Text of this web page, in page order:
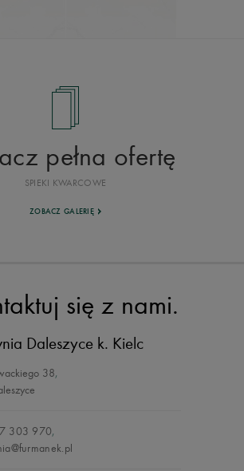
pełna ofertę
SPIEKI KWARCOWE
ZOBACZ GALERIĘ
się z nami.
Daleszyce k. Kielc
38,
303 970,